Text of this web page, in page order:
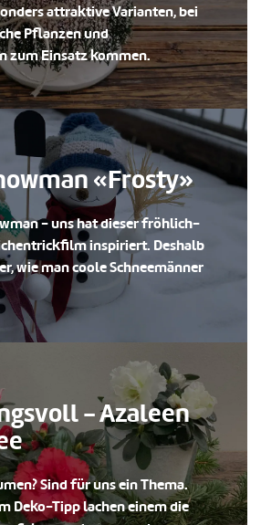
attraktive Varianten, bei
Pflanzen und
zum Einsatz kommen.
«Frosty»
- uns hat dieser fröhlich-
inspiriert. Deshalb
wie man coole Schneemänner
- Azaleen
Sind für uns ein Thema.
Deko-Tipp lachen einem die